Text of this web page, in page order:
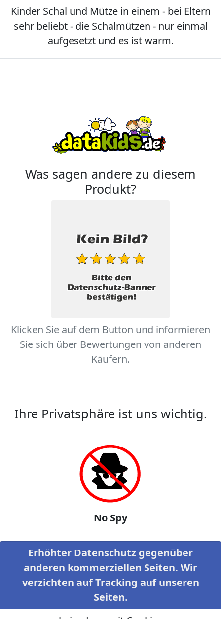
Kinder Schal und Mütze in einem - bei Eltern
sehr beliebt - die Schalmützen - nur einmal
aufgesetzt und es ist warm.
Was sagen andere zu diesem
Produkt?
Klicken Sie auf dem Button und informieren
Sie sich über Bewertungen von anderen
Käufern.
Ihre Privatsphäre ist uns wichtig.
No Spy
Erhöhter Datenschutz gegenüber
anderen kommerziellen Seiten. Wir
verzichten auf Tracking auf unseren
Seiten.